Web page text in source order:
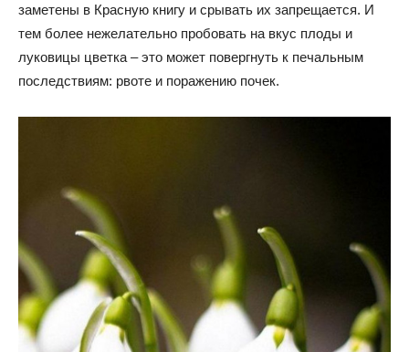
заметены в Красную книгу и срывать их запрещается. И
тем более нежелательно пробовать на вкус плоды и
луковицы цветка – это может повергнуть к печальным
последствиям: рвоте и поражению почек.